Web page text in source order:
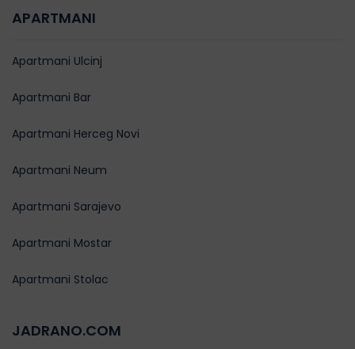
APARTMANI
Apartmani Ulcinj
Apartmani Bar
Apartmani Herceg Novi
Apartmani Neum
Apartmani Sarajevo
Apartmani Mostar
Apartmani Stolac
JADRANO.COM